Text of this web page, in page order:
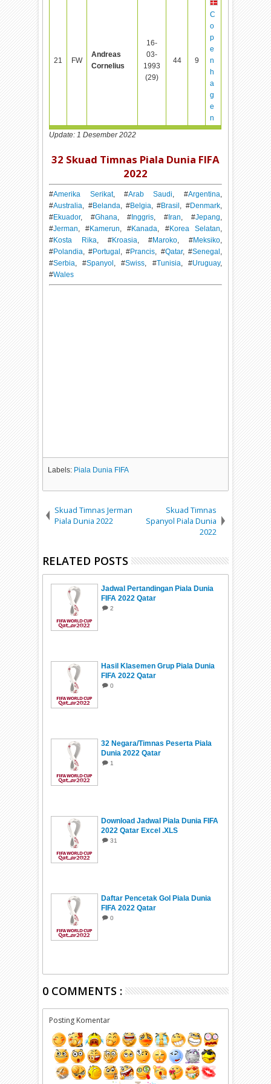
21 FW
Andreas
Cornelius
16-
03-
1993
(29)
44 9
C
o
p
e
n
h
a
g
e
n
Update: 1 Desember 2022
32 Skuad Timnas Piala Dunia FIFA
2022
#Amerika Serikat, #Arab Saudi , #Argentina
#Australia , #Belanda , #Belgia , #Brasil , #Denmark,
#Ekuador, #Ghana , #Inggris , #Iran , #Jepang
#Jerman , #Kamerun , #Kanada , #Korea Selatan
#Kosta Rika , #Kroasia , #Maroko , #Meksiko,
#Polandia , #Portugal , #Prancis , #Qatar, #Senegal
#Serbia , #Spanyol , #Swiss , #Tunisia , #Uruguay,
#Wales
Labels: Piala Dunia FIFA
Skuad Timnas Jerman
Piala Dunia 2022
Skuad Timnas
Spanyol Piala Dunia
2022
RELATED POSTS
Jadwal Pertandingan Piala Dunia
FIFA 2022 Qatar
2
Hasil Klasemen Grup Piala Dunia
FIFA 2022 Qatar
0
32 Negara/Timnas Peserta Piala
Dunia 2022 Qatar
1
Download Jadwal Piala Dunia FIFA
2022 Qatar Excel .XLS
31
Daftar Pencetak Gol Piala Dunia
FIFA 2022 Qatar
0
0 COMMENTS :
Posting Komentar